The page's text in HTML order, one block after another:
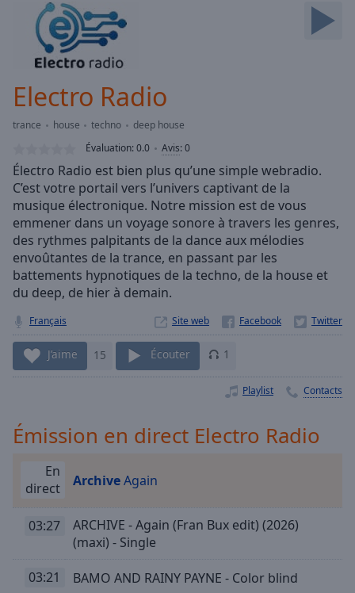
Forward
Current
Loaded :
Stream
TypeLIVE
Seek to
currently
behind
LIVE
Remaining
Time-
1x
Playback
Rate
Chapters
descriptions
selected
subtitles
Electro Radio
trance house techno
deep house
Évaluation:0.0 Avis:0
Électro Radio est bien plus qu’une simple webradio.
C’est votre portail vers l’univers captivant de la
musique électronique. Notre mission est de vous
emmener dans un voyage sonore à travers les genres,
des rythmes palpitants de la dance aux mélodies
envoûtantes de la trance, en passant par les
battements hypnotiques de la techno, de la house et
du deep, de hier à demain.
Français Site web
J’aime 15 Écouter 1
Playlist Contacts
Émission en direct Electro Radio
En
direct
ArchiveAgain
03:27
ARCHIVE - Again (Fran Bux edit) (2026)
(maxi) - Single
03:21 BAMO AND RAINY PAYNE - Color blind